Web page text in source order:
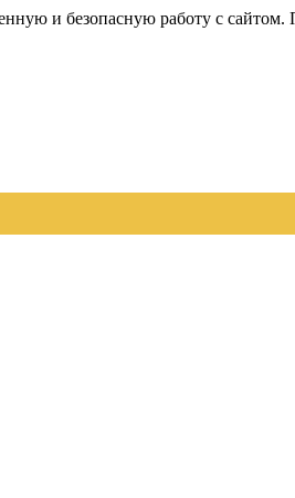
и безопасную работу с сайтом.